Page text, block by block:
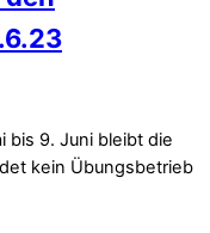
bis 9. Juni bleibt die
kein Übungsbetrieb